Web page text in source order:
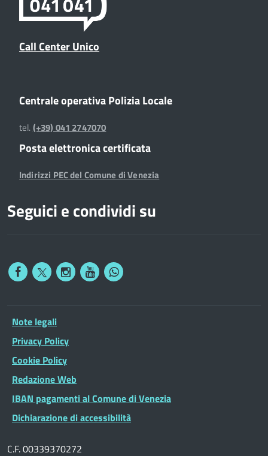
Call Center Unico
Centrale operativa Polizia Locale
tel.(+39) 041 2747070
Posta elettronica certificata
Indirizzi PEC del Comune di Venezia
Seguici e condividi su
Note legali
Privacy Policy
Cookie Policy
Redazione Web
IBAN pagamenti al Comune di Venezia
Dichiarazione di accessibilità
C.F. 00339370272